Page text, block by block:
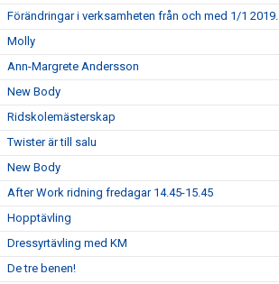
Förändringar i verksamheten från och med 1/1 2019.
Molly
Ann-Margrete Andersson
New Body
Ridskolemästerskap
Twister är till salu
New Body
After Work ridning fredagar 14.45-15.45
Hopptävling
Dressyrtävling med KM
De tre benen!